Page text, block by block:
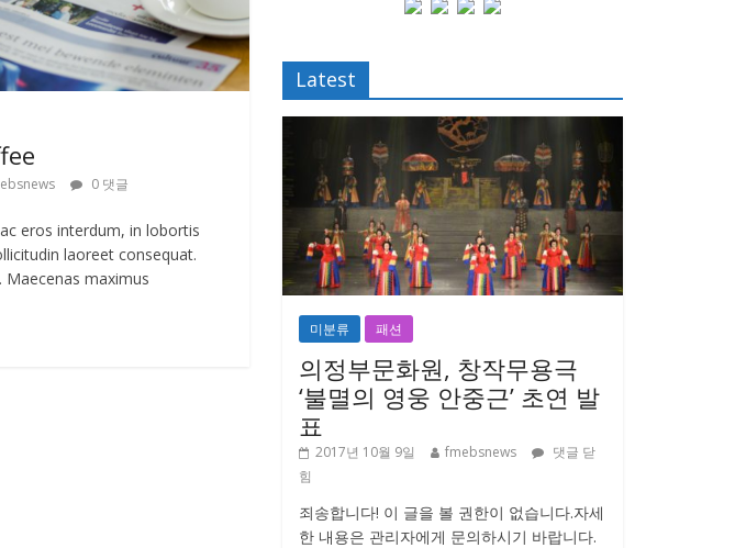
0 댓글
eros interdum, in lobortis
laoreet consequat.
Maecenas maximus
Latest
미분류 패션
의정부문화원, 창작무용극
‘불멸의 영웅 안중근’ 초연 발
표
2017년 10월 9일 fmebsnews
댓글 닫
힘
죄송합니다! 이 글을 볼 권한이 없습니다.자세
한 내용은 관리자에게 문의하시기 바랍니다.